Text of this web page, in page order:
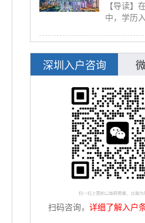
【导读】
中，学历
深圳入户咨询
扫码咨询， 详细了解入户